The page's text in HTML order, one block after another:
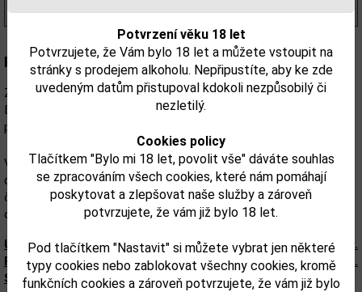
Potvrzení věku 18 let
Potvrzujete, že Vám bylo 18 let a můžete vstoupit na
stránky s prodejem alkoholu. Nepřipustíte, aby ke zde
uvedeným datům přistupoval kdokoli nezpůsobilý či
nezletilý.
Cookies policy
Tlačítkem "Bylo mi 18 let, povolit vše" dáváte souhlas
se zpracováním všech cookies, které nám pomáhají
poskytovat a zlepšovat naše služby a zároveň
potvrzujete, že vám již bylo 18 let.
Pod tlačítkem "Nastavit" si můžete vybrat jen některé
typy cookies nebo zablokovat všechny cookies, kromě
funkčních cookies a zároveň potvrzujete, že vám již bylo
Popis:
Základem ginu Beefeeater Blood Orange je klasický Beefeater
Dry, do kterého se po destilaci přidávají přírodní esence červených
pomerančů.
Vůně ginu Beefeaer Blood Orange je svěží citrusová s
charakteristickými tóny jalovce. V chuti je cítit hořkosladké tóny
červených pomerančů, jalovce a angeliky. Svou charakteristickou
oranžovou barvu si zachovává i při mixu s tonikem.
Upozorňujeme, že tento produkt môže obsahovať alergény.
Presné zloženie a alergény sú k dispozícii na obale výrobku.
Skontrolujte prosím pred konzumáciou.